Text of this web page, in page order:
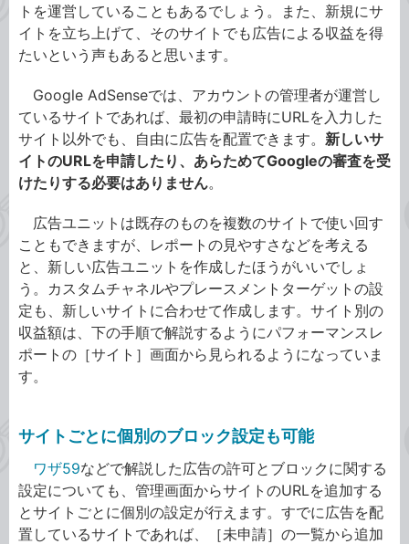
トを運営していることもあるでしょう。また、新規にサ
イトを立ち上げて、そのサイトでも広告による収益を得
たいという声もあると思います。
Google AdSenseでは、アカウントの管理者が運営し
ているサイトであれば、最初の申請時にURLを入力した
サイト以外でも、自由に広告を配置できます。 新しいサ
イトのURLを申請したり、あらためてGoogleの審査を受
けたりする必要はありません。
広告ユニットは既存のものを複数のサイトで使い回す
こともできますが、レポートの見やすさなどを考える
と、新しい広告ユニットを作成したほうがいいでしょ
う。カスタムチャネルやプレースメントターゲットの設
定も、新しいサイトに合わせて作成します。サイト別の
収益額は、下の手順で解説するようにパフォーマンスレ
ポートの［サイト］画面から見られるようになっていま
す。
サイトごとに個別のブロック設定も可能
ワザ59などで解説した広告の許可とブロックに関する
設定についても、管理画面からサイトのURLを追加する
とサイトごとに個別の設定が行えます。すでに広告を配
置しているサイトであれば、［未申請］の一覧から追加